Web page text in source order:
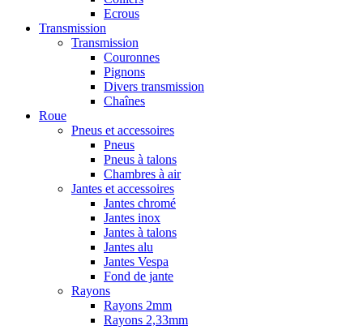
Ecrous
Transmission
Transmission
Couronnes
Pignons
Divers transmission
Chaînes
Roue
Pneus et accessoires
Pneus
Pneus à talons
Chambres à air
Jantes et accessoires
Jantes chromé
Jantes inox
Jantes à talons
Jantes alu
Jantes Vespa
Fond de jante
Rayons
Rayons 2mm
Rayons 2,33mm